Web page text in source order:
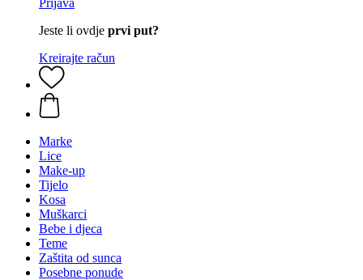
Prijava
Jeste li ovdje prvi put?
Kreirajte račun
Marke
Lice
Make-up
Tijelo
Kosa
Muškarci
Bebe i djeca
Teme
Zaštita od sunca
Posebne ponude